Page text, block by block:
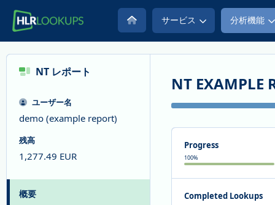
サービス 分析機能
NT レポート
ユーザー名
demo (example report)
残高
1,277.49 EUR
概要
NT EXAMPLE
Progress
100%
Completed Lookups